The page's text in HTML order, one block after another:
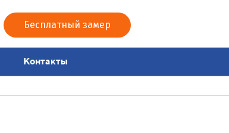
Бесплатный замер
Контакты